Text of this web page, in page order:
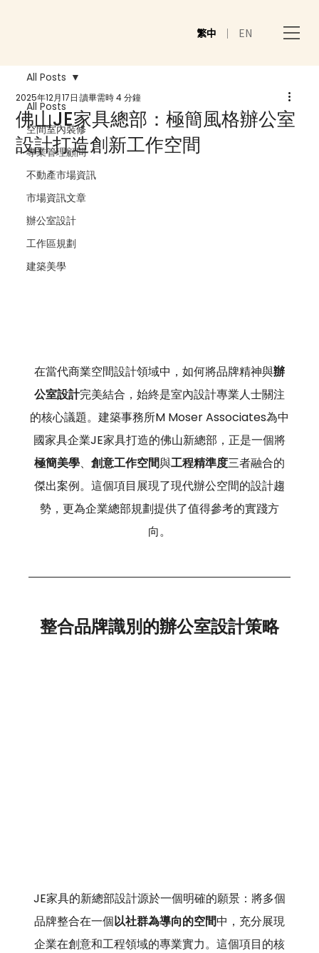
繁中 ｜ EN
All Posts
空間室內裝修
專業管理顧問
不動產市場資訊
市場資訊文章
辦公室設計
工作區規劃
建築美學
All Posts
佛山JE家具總部：極簡風格辦公室
設計打造創新工作空間
2025年12月17日 讀畢需時 4 分鐘
在當代商業空間設計領域中，如何將品牌精神與辦
公室設計完美結合，始終是室內設計專業人士關注
的核心議題。建築事務所M Moser Associates為中
國家具企業JE家具打造的佛山新總部，正是一個將
極簡美學、 創意工作空間與工程精準度三者融合的
傑出案例。這個項目展現了現代辦公空間的設計趨
勢，更為企業總部規劃提供了值得參考的實踐方
向。
整合品牌識別的辦公室設計策略
JE家具的新總部設計源於一個明確的願景：將多個
品牌整合在一個以社群為導向的空間中，充分展現
企業在創意和工程領域的專業實力。這個項目的核